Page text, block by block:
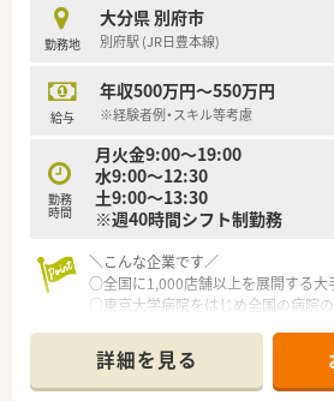
勤務地
大分県 別府市
別府駅 (JR日豊本線)
給与
年収500万円～550万円
※経験者例・スキル等考慮
勤務
時間
月火金9:00〜19:00
水9:00〜12:30
土9:00〜13:30
※週40時間シフト制勤務
＼こんな企業です／
○全国に1,000店舗以上を展開する大
○東京大学病院をはじめ全国の病院
病診薬連携を強化することで、地域
療の提供を実現しています。
○全店「同一の機械・システム」を採
詳細を見る